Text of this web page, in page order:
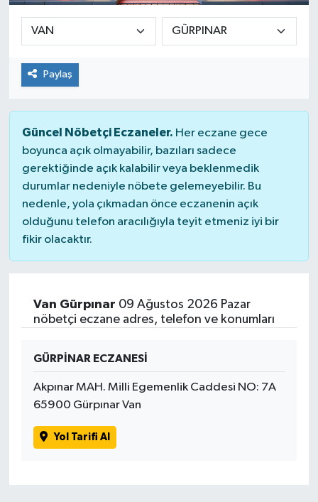
Paylaş
Güncel Nöbetçi Eczaneler. Her eczane gece
boyunca açık olmayabilir, bazıları sadece
gerektiğinde açık kalabilir veya beklenmedik
durumlar nedeniyle nöbete gelemeyebilir. Bu
nedenle, yola çıkmadan önce eczanenin açık
olduğunu telefon aracılığıyla teyit etmeniz iyi bir
fikir olacaktır.
Van Gürpınar 09 Ağustos 2026 Pazar
nöbetçi eczane adres, telefon ve konumları
GÜRPİNAR ECZANESİ
Akpınar MAH. Milli Egemenlik Caddesi NO: 7A
65900 Gürpınar Van
Yol Tarifi Al